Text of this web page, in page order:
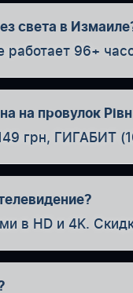
света в
96+
на провулок
грн, ГИГАБИТ
в HD и 4K.